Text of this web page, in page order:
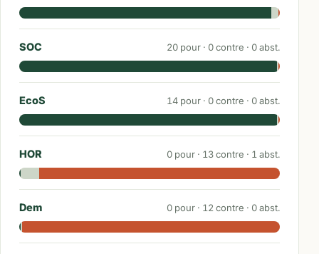
SOC 20 pour · 0contre · 0abst.
EcoS 14 pour · 0contre · 0abst.
HOR 0 pour · 13contre · 1 abst.
Dem 0 pour · 12 contre · 0abst.